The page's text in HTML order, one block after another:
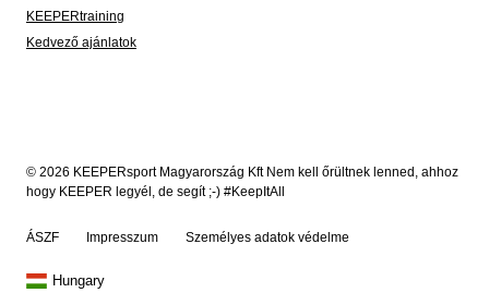
KEEPERtraining
Kedvező ajánlatok
© 2026 KEEPERsport Magyarország Kft Nem kell őrültnek lenned, ahhoz
hogy KEEPER legyél, de segít ;-) #KeepItAll
ÁSZF Impresszum Személyes adatok védelme
Hungary